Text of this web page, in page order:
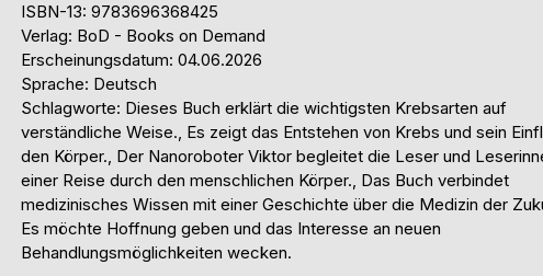
ISBN-13: 9783696368425
Verlag: BoD - Books on Demand
Erscheinungsdatum: 04.06.2026
Sprache: Deutsch
Schlagworte: Dieses Buch erklärt die wichtigsten Krebsarten auf
verständliche Weise., Es zeigt das Entstehen von Krebs und sein
den Körper., Der Nanoroboter Viktor begleitet die Leser und
einer Reise durch den menschlichen Körper., Das Buch verbindet
medizinisches Wissen mit einer Geschichte über die Medizin der
Es möchte Hoffnung geben und das Interesse an neuen
Behandlungsmöglichkeiten wecken.